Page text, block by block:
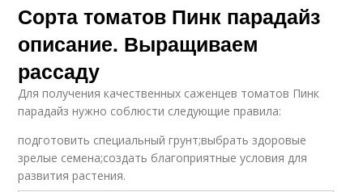
Сорта томатов Пинк парадайз
описание. Выращиваем
рассаду
Для получения качественных саженцев томатов Пинк
парадайз нужно соблюсти следующие правила:
подготовить специальный грунт;выбрать здоровые
зрелые семена;создать благоприятные условия для
развития растения.